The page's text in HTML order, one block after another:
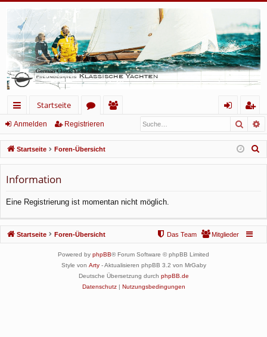
ch
ne
llz
ug
Startseite
or
en
lie
de
m
el
eg
ist
rie
Anmelden Registrieren
Startseite Foren-Übersicht
Information
Eine Registrierung ist momentan nicht möglich.
Startseite Foren-Übersicht Mitglieder
Das Team
Powered by phpBB® Forum Software © phpBB Limited
Style von Arty- Aktualisieren phpBB 3.2 von MrGaby
Deutsche Übersetzung durch phpBB.de
Datenschutz| Nutzungsbedingungen